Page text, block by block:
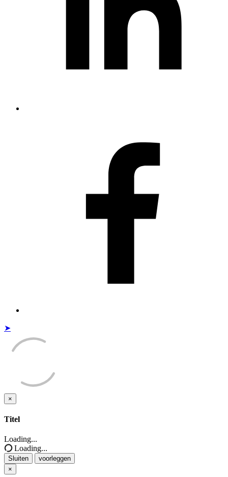
➤
×
Sluiten
Titel
Loading...
Loading...
Sluiten
voorleggen
×